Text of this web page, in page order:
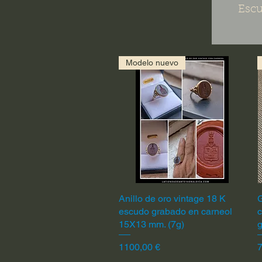
Vista rápida
Modelo nuevo
Anillo de oro vintage 18 K
escudo grabado en carneol
15X13 mm. (7g)
Precio
1100,00 €